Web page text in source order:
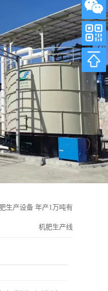
生产设备 年产1万吨有
机肥生产线